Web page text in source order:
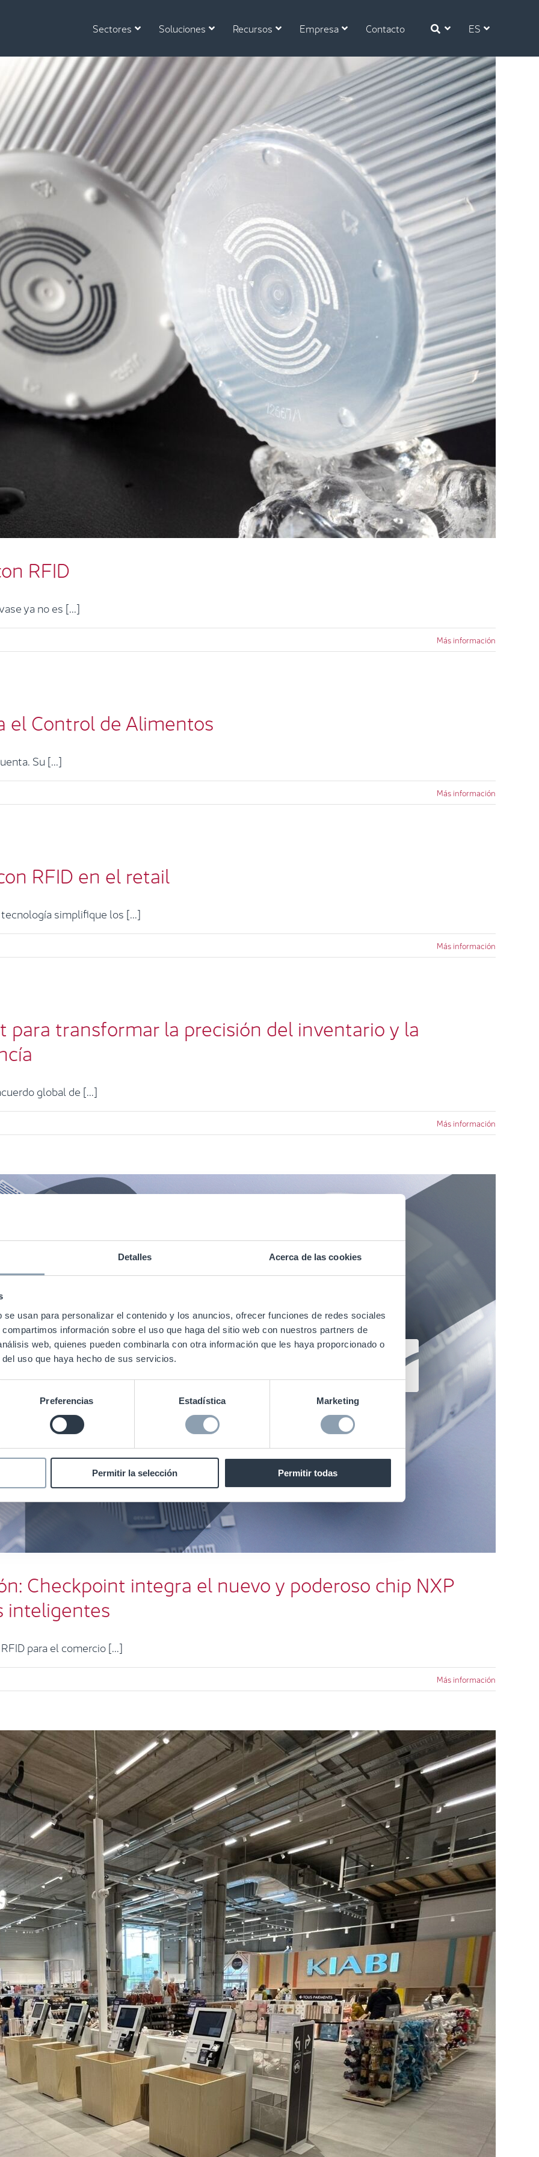
Detalles Acerca de las cookies
usan para personalizar el contenido y los anuncios, ofrecer funciones de redes sociales
información sobre el uso que haga del sitio web con nuestros partners de
web, quienes pueden combinarla con otra información que les haya proporcionado o
uso que haya hecho de sus servicios.
Preferencias Estadística Marketing
Permitir la selección Permitir todas
Sectores Soluciones Recursos Empresa Contacto ES
Los Envases Inteligentes con RFID
RFID
ya no es [...]
Más información
el Control de Alimentos
Su [...]
Más información
RFID en el retail
simplifique los [...]
Más información
Casos de éxito
para transformar la precisión del inventario y la
global de [...]
Más información
Checkpoint integra el nuevo y poderoso chip NXP UCODE X en
sus etiquetas inteligentes
Checkpoint integra el nuevo y poderoso chip NXP
inteligentes
para el comercio [...]
Más información
3.000 lectores de caja en más de 500 tiendas Kiabi de toda
Europa
Noticias